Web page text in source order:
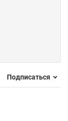
Подписаться